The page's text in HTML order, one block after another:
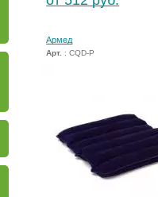
Армед
Арт. : CQD-P